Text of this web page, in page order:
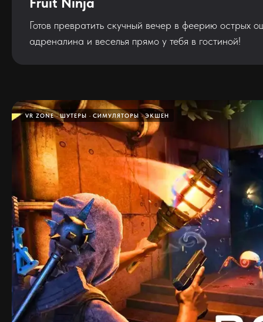
Готов превратить скучный вечер в феерию
адреналина и веселья прямо у тебя в гостиной!
VR ZONE ШУТЕРЫ СИМУЛЯТОРЫ ЭКШЕН